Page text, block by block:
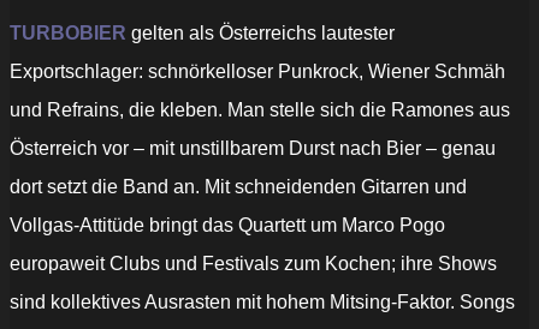
TURBOBIER gelten als Österreichs lautester
Exportschlager: schnörkelloser Punkrock, Wiener Schmäh
und Refrains, die kleben. Man stelle sich die Ramones aus
Österreich vor – mit unstillbarem Durst nach Bier – genau
dort setzt die Band an. Mit schneidenden Gitarren und
Vollgas-Attitüde bringt das Quartett um Marco Pogo
europaweit Clubs und Festivals zum Kochen; ihre Shows
sind kollektives Ausrasten mit hohem Mitsing-Faktor. Songs